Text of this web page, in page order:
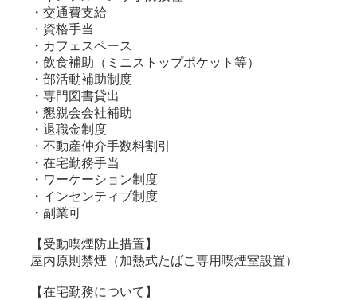
・交通費支給
・資格手当
・カフェスペース
・飲食補助（ミニストップポケット等）
・部活動補助制度
・専門図書貸出
・懇親会会社補助
・退職金制度
・不動産仲介手数料割引
・在宅勤務手当
・ワーケーション制度
・インセンティブ制度
・副業可
【受動喫煙防止措置】
屋内原則禁煙（加熱式たばこ専用喫煙室設置）
【在宅勤務について】